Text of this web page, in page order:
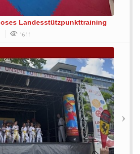
Landesstützpunkttraining
1611